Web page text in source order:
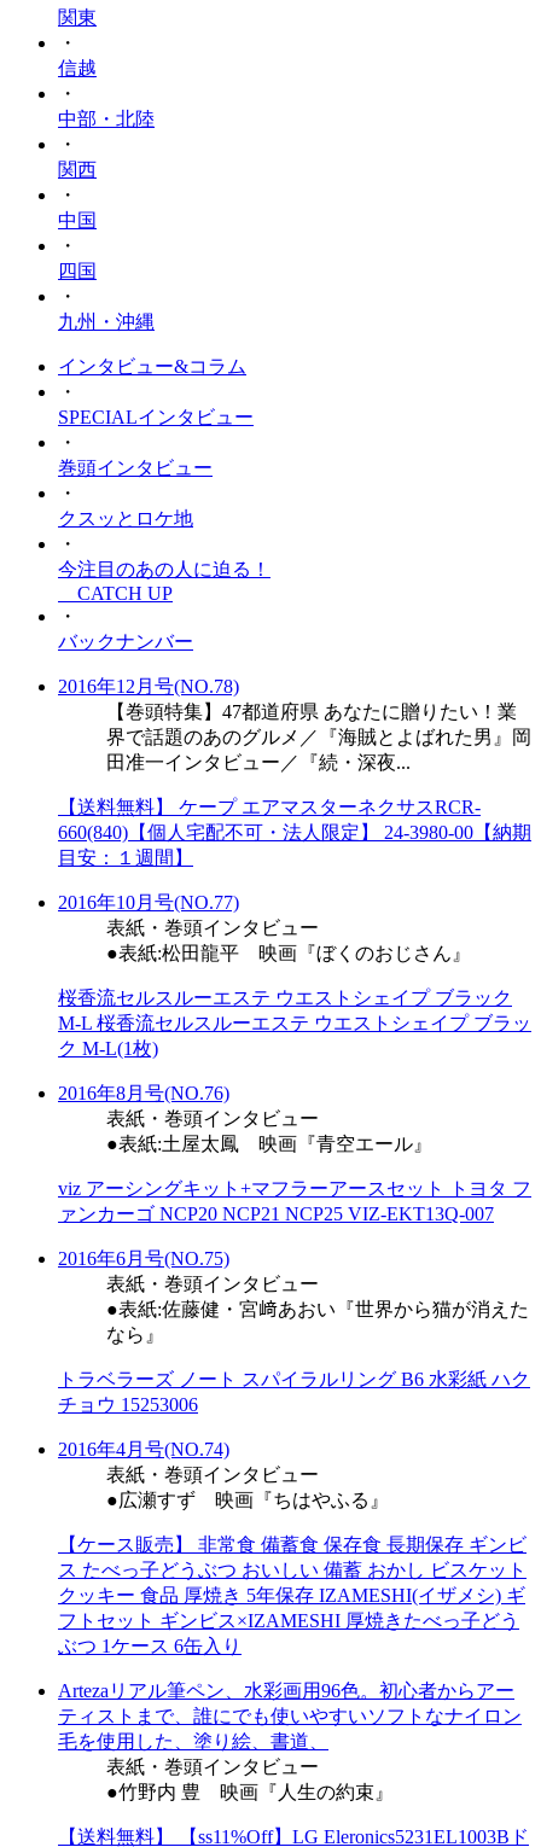
関東
・
信越
・
中部・北陸
・
関西
・
中国
・
四国
・
九州・沖縄
インタビュー&コラム
・
SPECIALインタビュー
・
巻頭インタビュー
・
クスッとロケ地
・
今注目のあの人に迫る！
CATCH UP
・
バックナンバー
2016年12月号(NO.78)
【巻頭特集】47都道府県 あなたに贈りたい！業
界で話題のあのグルメ／『海賊とよばれた男』岡
田准一インタビュー／『続・深夜...
【送料無料】 ケープ エアマスターネクサスRCR-
660(840)【個人宅配不可・法人限定】 24-3980-00【納期
目安：１週間】
2016年10月号(NO.77)
表紙・巻頭インタビュー
●表紙:松田龍平 映画『ぼくのおじさん』
桜香流セルスルーエステ ウエストシェイプ ブラック
M-L 桜香流セルスルーエステ ウエストシェイプ ブラッ
ク M-L(1枚)
2016年8月号(NO.76)
表紙・巻頭インタビュー
●表紙:土屋太鳳 映画『青空エール』
viz アーシングキット+マフラーアースセット トヨタ フ
ァンカーゴ NCP20 NCP21 NCP25 VIZ-EKT13Q-007
2016年6月号(NO.75)
表紙・巻頭インタビュー
●表紙:佐藤健・宮﨑あおい『世界から猫が消えた
なら』
トラベラーズ ノート スパイラルリング B6 水彩紙 ハク
チョウ 15253006
2016年4月号(NO.74)
表紙・巻頭インタビュー
●広瀬すず 映画『ちはやふる』
【ケース販売】 非常食 備蓄食 保存食 長期保存 ギンビ
ス たべっ子どうぶつ おいしい 備蓄 おかし ビスケット
クッキー 食品 厚焼き 5年保存 IZAMESHI(イザメシ) ギ
フトセット ギンビス×IZAMESHI 厚焼きたべっ子どう
ぶつ 1ケース 6缶入り
Artezaリアル筆ペン、水彩画用96色。初心者からアー
ティストまで、誰にでも使いやすいソフトなナイロン
毛を使用した、塗り絵、書道、
表紙・巻頭インタビュー
●竹野内 豊 映画『人生の約束』
【送料無料】 【ss11%Off】LG Eleronics5231EL1003Bド